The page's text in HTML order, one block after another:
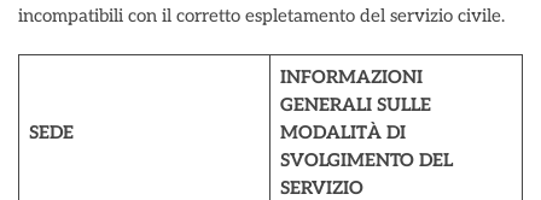
incompatibili con il corretto espletamento del servizio civile.
SEDE
INFORMAZIONI
GENERALI SULLE
MODALITÀ DI
SVOLGIMENTO DEL
SERVIZIO